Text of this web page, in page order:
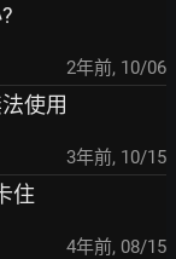
2年前, 10/06
使用
3年前, 10/15
住
4年前, 08/15